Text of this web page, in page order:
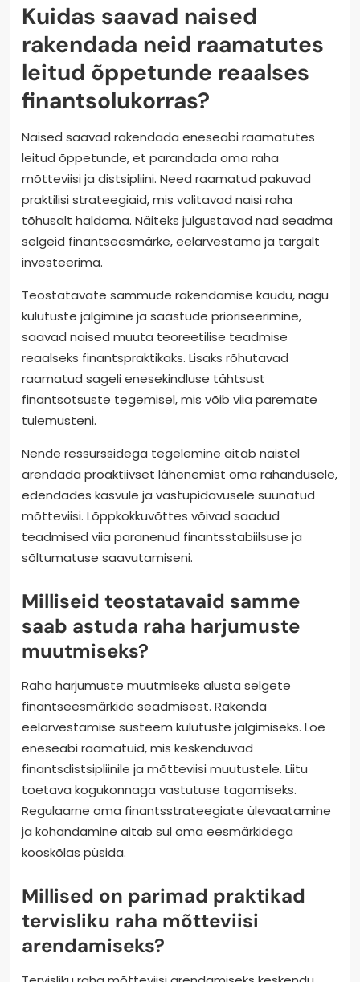
Kuidas saavad naised
rakendada neid raamatutes
leitud õppetunde reaalses
finantsolukorras?
Naised saavad rakendada eneseabi raamatutes
leitud õppetunde, et parandada oma raha
mõtteviisi ja distsipliini. Need raamatud pakuvad
praktilisi strateegiaid, mis volitavad naisi raha
tõhusalt haldama. Näiteks julgustavad nad seadma
selgeid finantseesmärke, eelarvestama ja targalt
investeerima.
Teostatavate sammude rakendamise kaudu, nagu
kulutuste jälgimine ja säästude prioriseerimine,
saavad naised muuta teoreetilise teadmise
reaalseks finantspraktikaks. Lisaks rõhutavad
raamatud sageli enesekindluse tähtsust
finantsotsuste tegemisel, mis võib viia paremate
tulemusteni.
Nende ressurssidega tegelemine aitab naistel
arendada proaktiivset lähenemist oma rahandusele,
edendades kasvule ja vastupidavusele suunatud
mõtteviisi. Lõppkokkuvõttes võivad saadud
teadmised viia paranenud finantsstabiilsuse ja
sõltumatuse saavutamiseni.
Milliseid teostatavaid samme
saab astuda raha harjumuste
muutmiseks?
Raha harjumuste muutmiseks alusta selgete
finantseesmärkide seadmisest. Rakenda
eelarvestamise süsteem kulutuste jälgimiseks. Loe
eneseabi raamatuid, mis keskenduvad
finantsdistsipliinile ja mõtteviisi muutustele. Liitu
toetava kogukonnaga vastutuse tagamiseks.
Regulaarne oma finantsstrateegiate ülevaatamine
ja kohandamine aitab sul oma eesmärkidega
kooskõlas püsida.
Millised on parimad praktikad
tervisliku raha mõtteviisi
arendamiseks?